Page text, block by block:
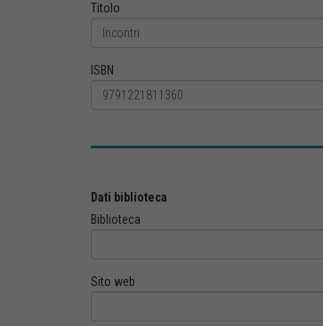
Titolo
ISBN
Dati biblioteca
Biblioteca
Sito web